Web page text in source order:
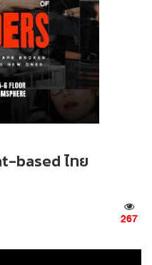
based ไทย
267